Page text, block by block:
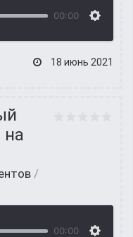
00:00
18 июнь 2021
на
/
00:00